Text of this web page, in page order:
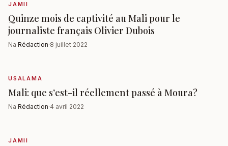
JAMII
Quinze mois de captivité au Mali pour le
journaliste français Olivier Dubois
Na Rédaction·8 juillet 2022
USALAMA
Mali: que s’est-il réellement passé à Moura?
Na Rédaction·4 avril 2022
JAMII